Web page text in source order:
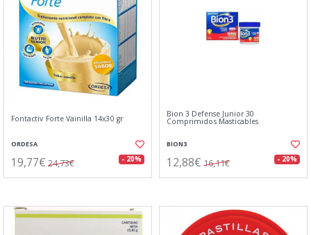
Fontactiv Forte Vainilla 14x30 gr
ORDESA
19,77€ 24,73€ - 20%
Bion 3 Defense Junior 30
Comprimidos Masticables
BION3
12,88€ 16,11€ - 20%